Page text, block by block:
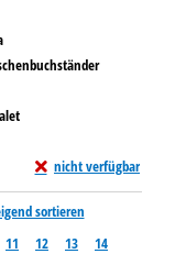
nicht verfügbar
Exemplar-Details von
sortieren
11 12 13
14